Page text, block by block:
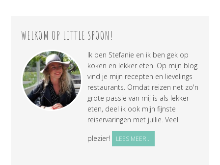
WELKOM OP LITTLE SPOON!
Ik ben Stefanie en ik ben gek op
koken en lekker eten. Op mijn blog
vind je mijn recepten en lievelings
restaurants. Omdat reizen net zo'n
grote passie van mij is als lekker
eten, deel ik ook mijn fijnste
reiservaringen met jullie. Veel
plezier!
LEES MEER...